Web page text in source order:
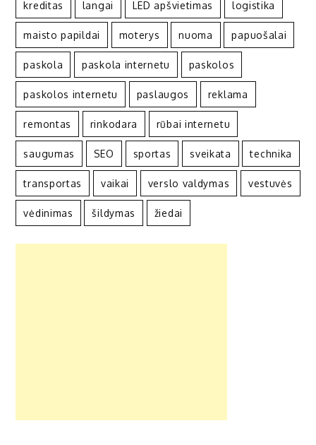
kreditas langai LED apšvietimas logistika
maisto papildai moterys nuoma papuošalai
paskola paskola internetu paskolos
paskolos internetu paslaugos reklama
remontas rinkodara rūbai internetu
saugumas SEO sportas sveikata technika
transportas vaikai verslo valdymas vestuvės
vėdinimas šildymas žiedai